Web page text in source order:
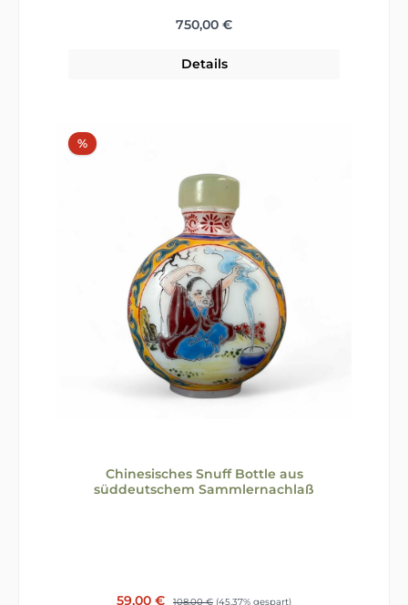
Regulärer Preis:
750,00 €
Details
%Rabatt
Chinesisches Snuff Bottle aus
süddeutschem Sammlernachlaß
Verkaufspreis:
59,00 € Regulärer Preis:
108,00 € (45.37% gespart)